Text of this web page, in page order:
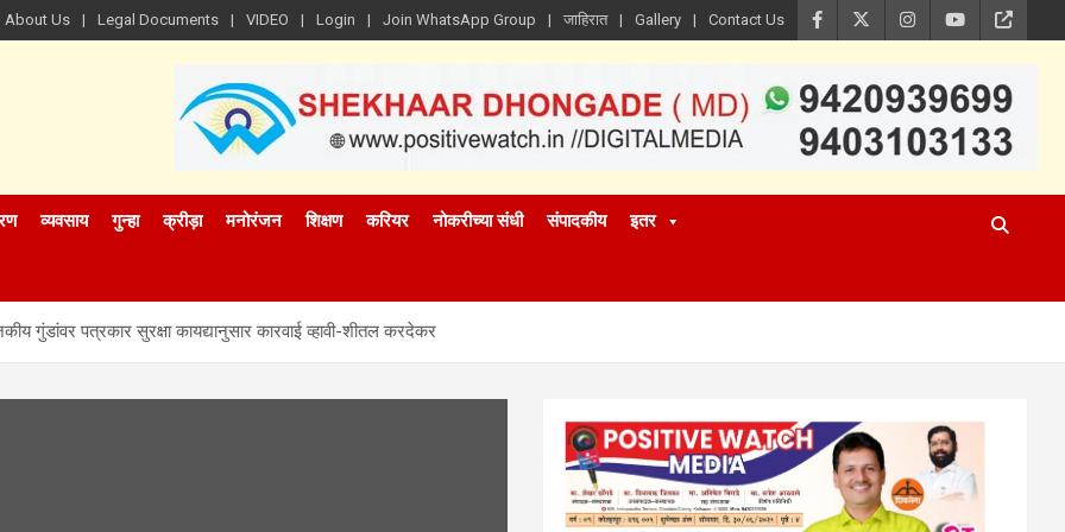
About Us Legal Documents VIDEO Login Join WhatsApp Group जाहिरात Gallery Contact Us
व्यवसाय गुन्हा क्रीड़ा मनोरंजन शिक्षण करियर नोकरीच्या संधी संपादकीय इतर
गुंडांवर पत्रकार सुरक्षा कायद्यानुसार कारवाई व्हावी-शीतल करदेकर